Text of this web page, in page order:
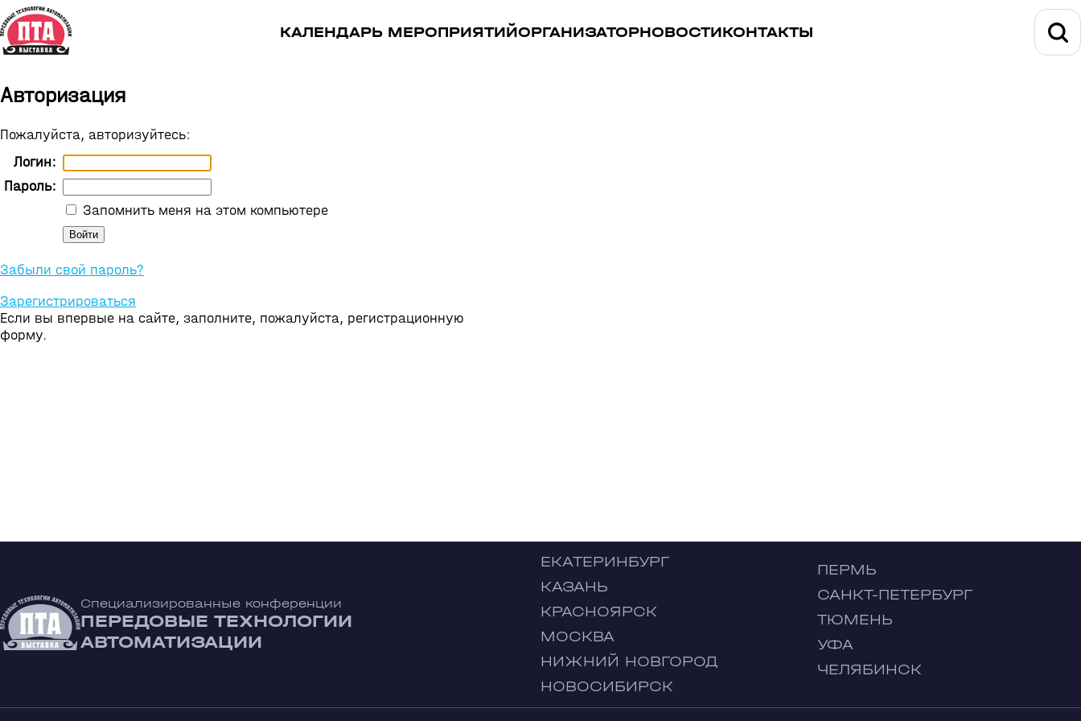
КАЛЕНДАРЬ МЕРОПРИЯТИЙОРГАНИЗАТОРНОВОСТИКОНТАКТЫ
Авторизация
Пожалуйста, авторизуйтесь:
Логин:
Пароль:
Запомнить меня на этом компьютере
Забыли свой пароль?
Зарегистрироваться
Если вы впервые на сайте, заполните, пожалуйста, регистрационную
форму.
Специализированные конференции
ПЕРЕДОВЫЕ ТЕХНОЛОГИИ
АВТОМАТИЗАЦИИ
ЕКАТЕРИНБУРГ
КАЗАНЬ
КРАСНОЯРСК
МОСКВА
НИЖНИЙ НОВГОРОД
НОВОСИБИРСК
ПЕРМЬ
САНКТ-ПЕТЕРБУРГ
ТЮМЕНЬ
УФА
ЧЕЛЯБИНСК